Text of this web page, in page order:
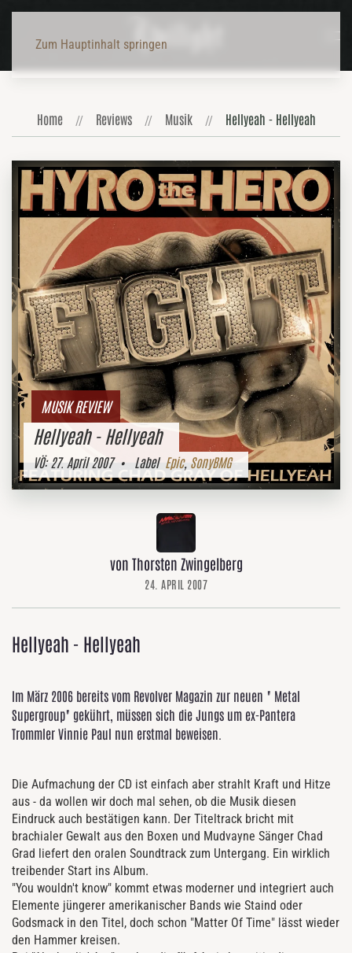
Zum Hauptinhalt springen
Home Reviews Musik Hellyeah - Hellyeah
MUSIK REVIEW
Hellyeah - Hellyeah
VÖ:27. April 2007• Label Epic, SonyBMG
von Thorsten Zwingelberg
24. APRIL 2007
Hellyeah - Hellyeah
Im März 2006 bereits vom Revolver Magazin zur neuen " Metal
Supergroup" gekührt, müssen sich die Jungs um ex-Pantera
Trommler Vinnie Paul nun erstmal beweisen.
Die Aufmachung der CD ist einfach aber strahlt Kraft und Hitze
aus - da wollen wir doch mal sehen, ob die Musik diesen
Eindruck auch bestätigen kann. Der Titeltrack bricht mit
brachialer Gewalt aus den Boxen und Mudvayne Sänger Chad
Grad liefert den oralen Soundtrack zum Untergang. Ein wirklich
treibender Start ins Album.
"You wouldn't know" kommt etwas moderner und integriert auch
Elemente jüngerer amerikanischer Bands wie Staind oder
Godsmack in den Titel, doch schon "Matter Of Time" lässt wieder
den Hammer kreisen.